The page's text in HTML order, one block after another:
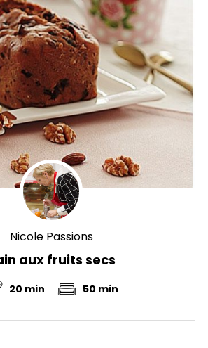
Nicole Passions
aux fruits secs
20 min 50 min